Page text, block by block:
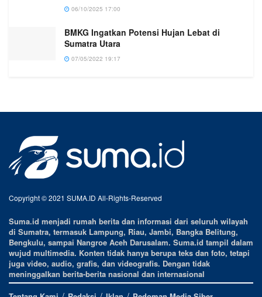
06/10/2025 17:00
BMKG Ingatkan Potensi Hujan Lebat di
Sumatra Utara
07/05/2022 19:17
Copyright © 2021 SUMA.ID All-Rights-Reserved
Suma.id menjadi rumah berita dan informasi dari seluruh wilayah
di Sumatra, termasuk Lampung, Riau, Jambi, Bangka Belitung,
Bengkulu, sampai Nangroe Aceh Darusalam. Suma.id tampil dalam
wujud multimedia. Konten tidak hanya berupa teks dan foto, tetapi
juga video, audio, grafis, dan videografis. Dengan tidak
meninggalkan berita-berita nasional dan internasional